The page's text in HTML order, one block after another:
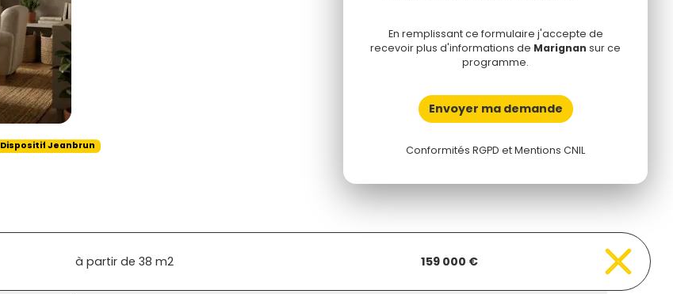
Dispositif Jeanbrun
En remplissant ce formulaire j'accepte de
recevoir plus d'informations de Marignan sur ce
programme.
Envoyer ma demande
Conformités RGPD et Mentions CNIL
à partir de 38 m2 159 000 €